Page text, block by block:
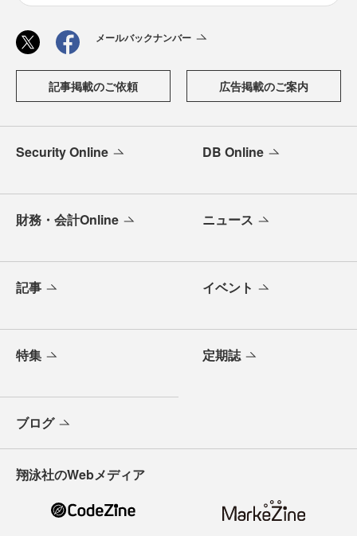
メールバックナンバー
記事掲載のご依頼 広告掲載のご案内
Security Online DB Online
財務・会計Online ニュース
記事 イベント
特集 定期誌
ブログ
翔泳社のWebメディア